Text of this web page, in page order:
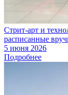
Стрит-арт и
расписанные
5 июня 2026
Подробнее